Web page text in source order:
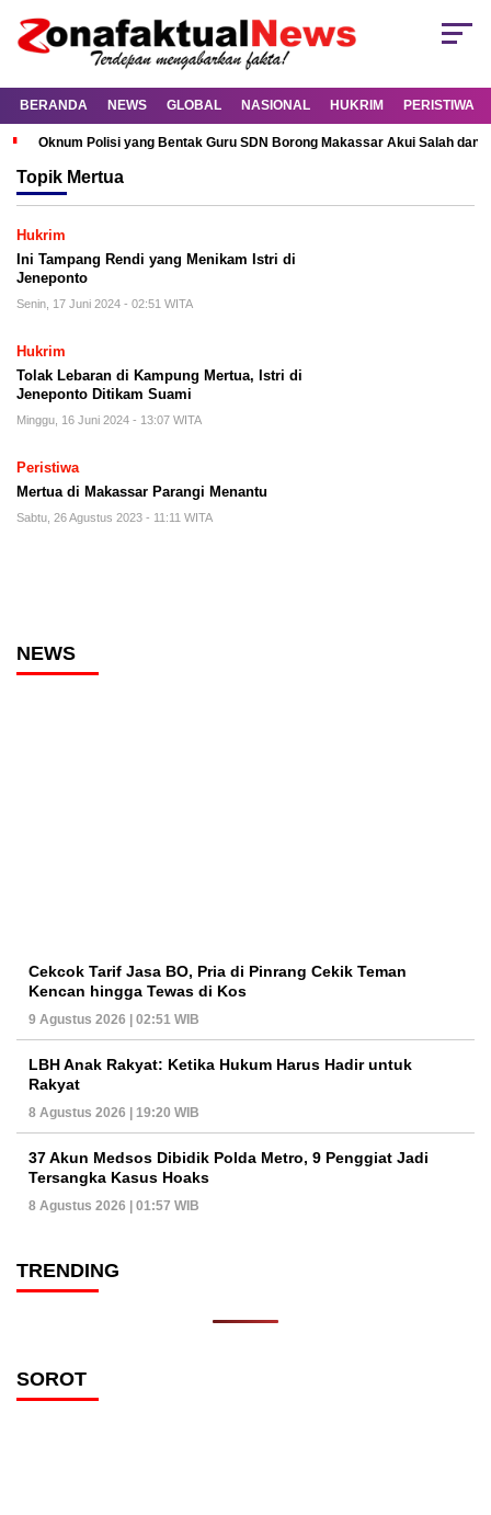
BERANDA NEWS GLOBAL NASIONAL HUKRIM PERISTIWA
Oknum Polisi yang Bentak Guru SDN Borong Makassar Akui Salah dan
Topik Mertua
Hukrim
Ini Tampang Rendi yang Menikam Istri di
Jeneponto
Senin, 17 Juni 2024 - 02:51 WITA
Hukrim
Tolak Lebaran di Kampung Mertua, Istri di
Jeneponto Ditikam Suami
Minggu, 16 Juni 2024 - 13:07 WITA
Peristiwa
Mertua di Makassar Parangi Menantu
Sabtu, 26 Agustus 2023 - 11:11 WITA
NEWS
Cekcok Tarif Jasa BO, Pria di Pinrang Cekik Teman
Kencan hingga Tewas di Kos
9 Agustus 2026 | 02:51 WIB
LBH Anak Rakyat: Ketika Hukum Harus Hadir untuk
Rakyat
8 Agustus 2026 | 19:20 WIB
37 Akun Medsos Dibidik Polda Metro, 9 Penggiat Jadi
Tersangka Kasus Hoaks
8 Agustus 2026 | 01:57 WIB
TRENDING
SOROT